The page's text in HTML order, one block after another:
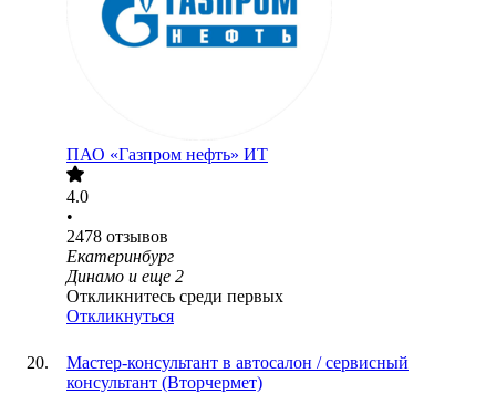
ПАО «Газпром нефть» ИТ
4.0
•
2478 отзывов
Екатеринбург
Динамо и еще 2
Откликнитесь среди первых
Откликнуться
Мастер-консультант в автосалон / сервисный
консультант (Вторчермет)